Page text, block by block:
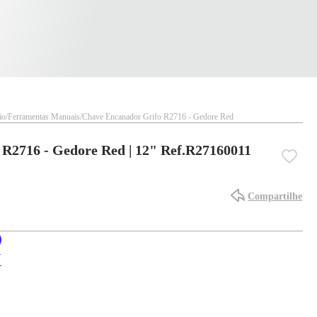
Ferramentas Manuais Chave Encanador Grifo R2716 - Gedore Red
- Gedore Red | 12" Ref.R27160011
Compartilhe